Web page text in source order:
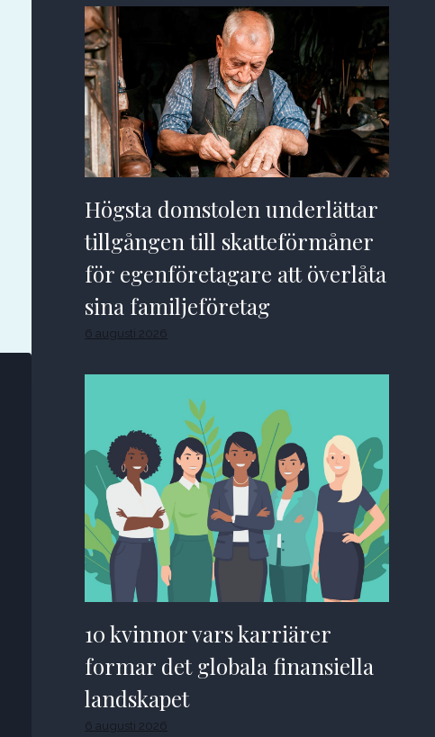
Högsta domstolen underlättar
tillgången till skatteförmåner
för egenföretagare att överlåta
sina familjeföretag
6 augusti 2026
10 kvinnor vars karriärer
formar det globala finansiella
landskapet
6 augusti 2026